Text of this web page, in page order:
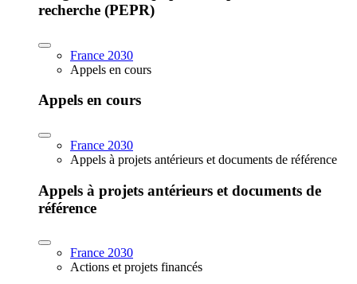
recherche (PEPR)
France 2030
Appels en cours
Appels en cours
France 2030
Appels à projets antérieurs et documents de référence
Appels à projets antérieurs et documents de
référence
France 2030
Actions et projets financés